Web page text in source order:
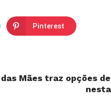
Pinterest
das Mães traz opções